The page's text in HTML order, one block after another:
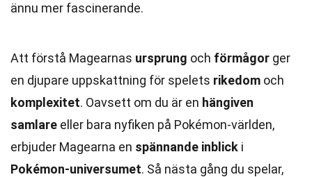
ännu mer fascinerande.
Att förstå Magearnas ursprung och förmågor ger
en djupare uppskattning för spelets rikedom och
komplexitet. Oavsett om du är en hängiven
samlare eller bara nyfiken på Pokémon-världen,
erbjuder Magearna en spännande inblick i
Pokémon-universumet. Så nästa gång du spelar,